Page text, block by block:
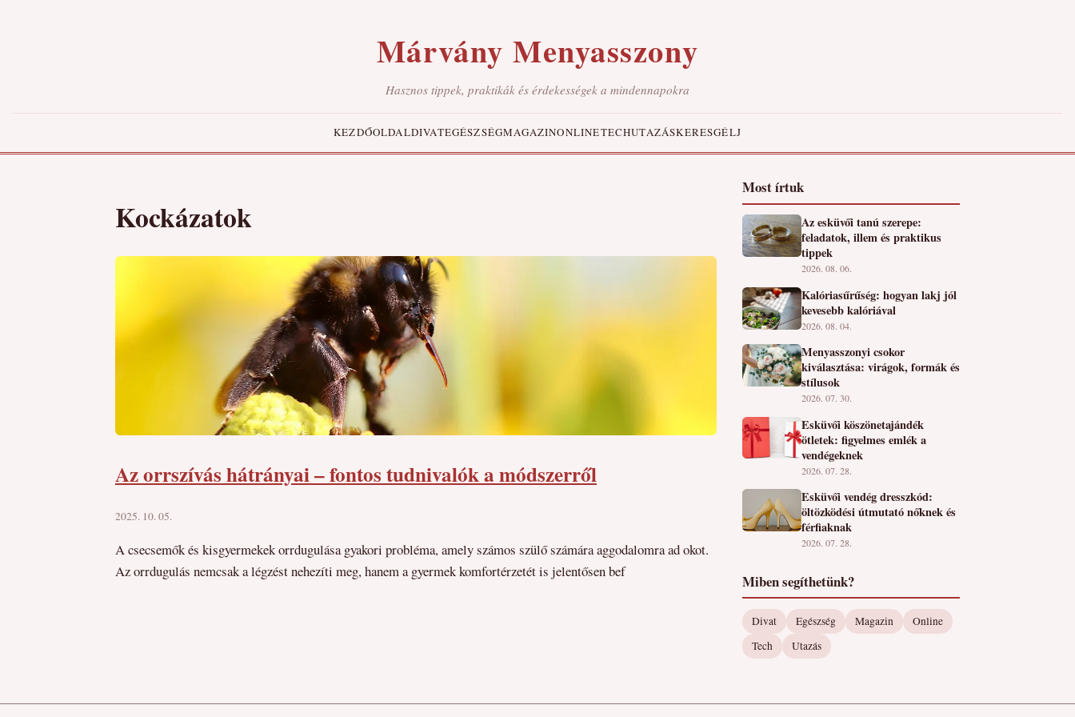
Márvány Menyasszony
Hasznos tippek, praktikák és érdekességek a mindennapokra
KEZDŐOLDALDIVATEGÉSZSÉGMAGAZINONLINETECHUTAZÁSKERESGÉLJ
Kockázatok
Az orrszívás hátrányai – fontos tudnivalók a módszerről
2025. 10. 05.
A csecsemők és kisgyermekek orrdugulása gyakori probléma, amely számos szülő számára aggodalomra ad okot.
Az orrdugulás nemcsak a légzést nehezíti meg, hanem a gyermek komfortérzetét is jelentősen bef
Most írtuk
Az esküvői tanú szerepe:
feladatok, illem és praktikus
tippek
2026. 08. 06.
Kalóriasűrűség: hogyan lakj jól
kevesebb kalóriával
2026. 08. 04.
Menyasszonyi csokor
kiválasztása: virágok, formák és
stílusok
2026. 07. 30.
Esküvői köszönetajándék
ötletek: figyelmes emlék a
vendégeknek
2026. 07. 28.
Esküvői vendég dresszkód:
öltözködési útmutató nőknek és
férfiaknak
2026. 07. 28.
Miben segíthetünk?
Divat Egészség Magazin
Online
Tech
Utazás